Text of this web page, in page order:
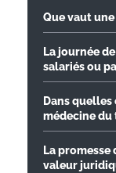
Que vaut une
La journée
salariés ou
Dans
médecine du
La promesse
valeur